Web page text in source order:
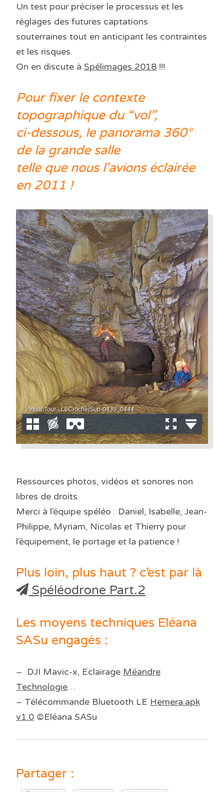
Un test pour préciser le processus et les
réglages des futures captations
souterraines tout en anticipant les contraintes
et les risques.
On en discute à Spélimages 2018 !!!
Pour fixer le contexte
topographique du “vol”,
ci-dessous, le panorama 360°
de la grande salle
telle que nous l’avions éclairée
en 2011 !
Ressources photos, vidéos et sonores non
libres de droits.
Merci à l’équipe spéléo : Daniel, Isabelle, Jean-
Philippe, Myriam, Nicolas et Thierry pour
l’équipement, le portage et la patience !
Plus loin, plus haut ? c’est par là
Spéléodrone Part.2
Les moyens techniques Eléana
SASu engagés :
– DJI Mavic-x, Eclairage Méandre
Technologie…
– Télécommande Bluetooth LE Hemera.apk
v1.0 ©Eléana SASu
Partager :